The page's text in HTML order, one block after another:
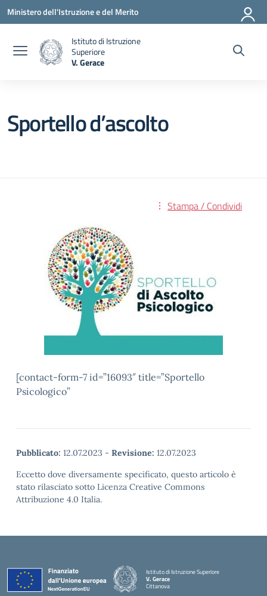
Vai ai contenuti
Vai al menu di navigazione
Vai al footer
Ministero dell'Istruzione e del Merito
Istituto di Istruzione
Superiore
V. Gerace
Sportello d’ascolto
Stampa / Condividi
[contact-form-7 id=”16093″ title=”Sportello
Psicologico”
Pubblicato: 12.07.2023 - Revisione: 12.07.2023
Eccetto dove diversamente specificato, questo articolo è
stato rilasciato sotto Licenza Creative Commons
Attribuzione 4.0 Italia.
Istituto di Istruzione Superiore
V. Gerace
Cittanova